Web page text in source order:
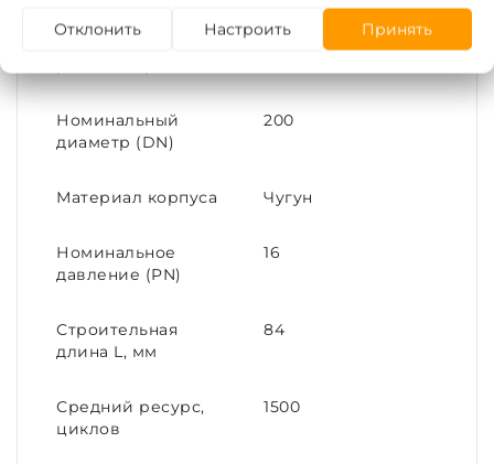
Максимальная
Номинальный
диаметр (DN)
200
Материал корпуса Чугун
Номинальное
давление (PN)
16
Строительная
длина L, мм
84
Средний ресурс,
циклов
1500
Отклонить Настроить Принять